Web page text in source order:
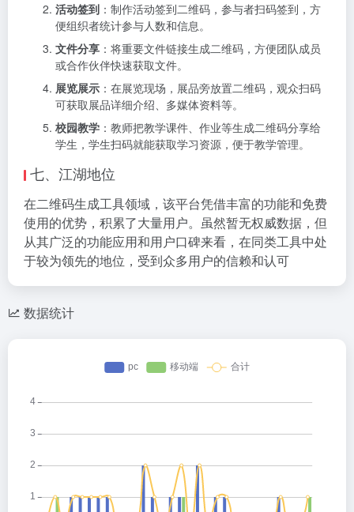
活动签到 ：制作活动签到二维码，参与者扫码签到，方
便组织者统计参与人数和信息。
文件分享 ：将重要文件链接生成二维码，方便团队成员
或合作伙伴快速获取文件。
展览展示 ：在展览现场，展品旁放置二维码，观众扫码
可获取展品详细介绍、多媒体资料等。
校园教学 ：教师把教学课件、作业等生成二维码分享给
学生，学生扫码就能获取学习资源，便于教学管理。
七、江湖地位
在二维码生成工具领域，该平台凭借丰富的功能和免费
使用的优势，积累了大量用户。虽然暂无权威数据，但
从其广泛的功能应用和用户口碑来看，在同类工具中处
于较为领先的地位，受到众多用户的信赖和认可
数据统计